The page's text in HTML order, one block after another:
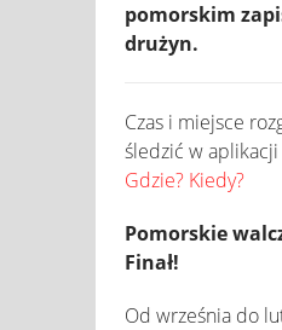
pomorskim
drużyn.
Czas i miejsce
śledzić w aplikacji
Gdzie? Kiedy?
Pomorskie
Finał!
Od września do